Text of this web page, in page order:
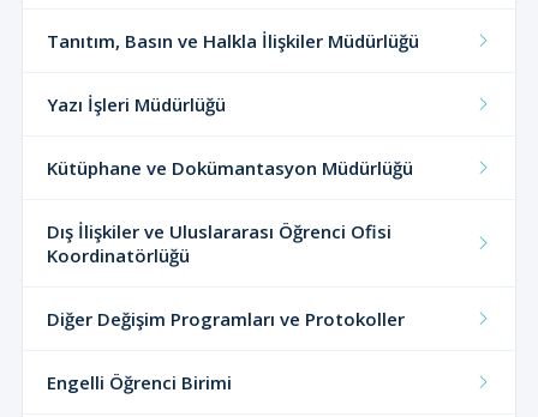
Tanıtım, Basın ve Halkla İlişkiler Müdürlüğü
Yazı İşleri Müdürlüğü
Kütüphane ve Dokümantasyon Müdürlüğü
Dış İlişkiler ve Uluslararası Öğrenci Ofisi
Koordinatörlüğü
Diğer Değişim Programları ve Protokoller
Engelli Öğrenci Birimi